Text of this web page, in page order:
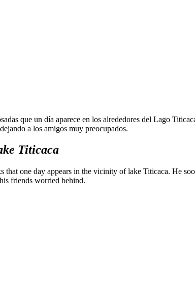
que un día aparece en los alrededores del Lago
a los amigos muy preocupados.
Titicaca
that one day appears in the vicinity of lake Titicaca. He
friends worried behind.